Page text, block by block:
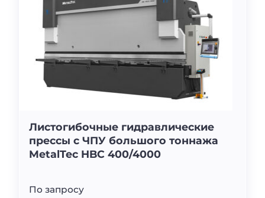
Листогибочные гидравлические
прессы с ЧПУ большого тоннажа
MetalTec HBC 400/4000
По запросу